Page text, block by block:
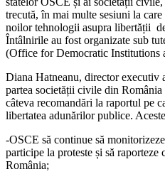
trecută, în mai multe sesiuni la
noilor tehnologii asupra libertății
Întâlnirile au fost organizate sub
(Office for Democratic Institutions
Diana Hatneanu, director
partea societății civile din
câteva recomandări la raportul pe
libertatea adunărilor publice.
-OSCE să continue să
participe la proteste și să
România;